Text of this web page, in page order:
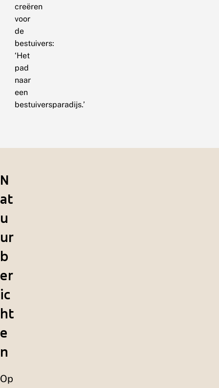
creëren
voor
de
bestuivers:
‘Het
pad
naar
een
bestuiversparadijs.’
N
at
u
ur
b
er
ic
ht
e
n
Op